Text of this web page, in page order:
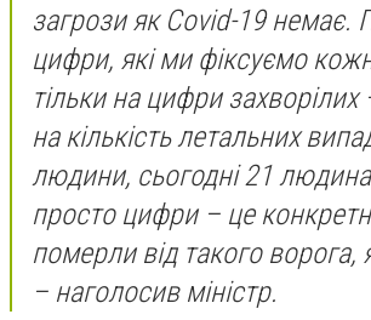
загрози як Covid-19 немає.
цифри, які ми фіксуємо
тільки на цифри захворілих
на кількість летальних
людини, сьогодні 21
просто цифри – це
померли від такого ворога,
– наголосив міністр.